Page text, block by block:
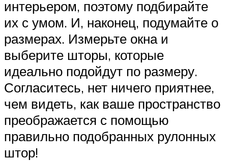
интерьером, поэтому подбирайте
их с умом. И, наконец, подумайте о
размерах. Измерьте окна и
выберите шторы, которые
идеально подойдут по размеру.
Согласитесь, нет ничего приятнее,
чем видеть, как ваше пространство
преображается с помощью
правильно подобранных рулонных
штор!